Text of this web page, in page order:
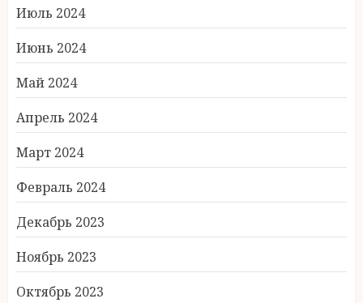
Июль 2024
Июнь 2024
Май 2024
Апрель 2024
Март 2024
Февраль 2024
Декабрь 2023
Ноябрь 2023
Октябрь 2023